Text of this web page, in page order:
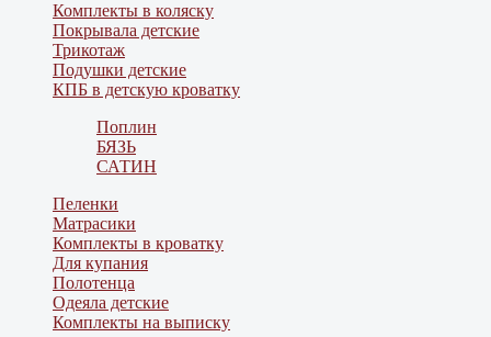
Комплекты в коляску
Покрывала детские
Трикотаж
Подушки детские
КПБ в детскую кроватку
Поплин
БЯЗЬ
САТИН
Пеленки
Матрасики
Комплекты в кроватку
Для купания
Полотенца
Одеяла детские
Комплекты на выписку